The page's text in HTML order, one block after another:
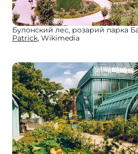
Булонский лес, розарий парка
Patrick, Wikimedia